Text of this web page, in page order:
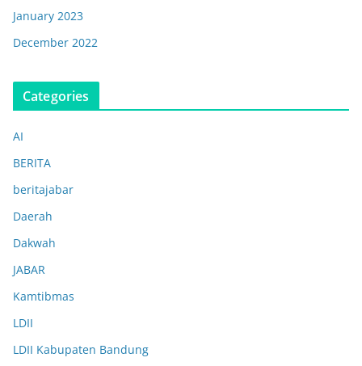
January 2023
December 2022
Categories
AI
BERITA
beritajabar
Daerah
Dakwah
JABAR
Kamtibmas
LDII
LDII Kabupaten Bandung